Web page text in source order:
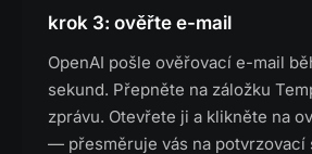
krok 3: ověřte e-mail
OpenAI pošle ověřovací e-mail
sekund. Přepněte na záložku
zprávu. Otevřete ji a klikněte na
— přesměruje vás na potvrzovací